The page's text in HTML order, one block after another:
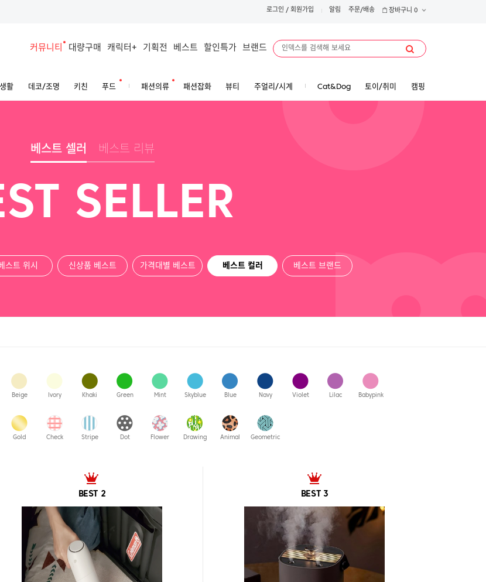
로그인 / 회원가입 알림 주문/배송 장바구니 0
커뮤니티 대량구매 캐릭터+ 기획전 베스트 할인특가 브랜드
활 데코/조명 키친 푸드 패션의류 패션잡화 뷰티 주얼리/시계 Cat&Dog 토이/취미 캠핑
베스트 셀러 베스트 리뷰
SELLER
스트 위시 신상품 베스트 가격대별 베스트 베스트 컬러 베스트 브랜드
Beige Ivory Khaki Green Mint Skyblue Blue Navy Violet Lilac Babypink
Gold Check Stripe Dot Flower Drawing Animal Geometric
BEST 2 BEST 3